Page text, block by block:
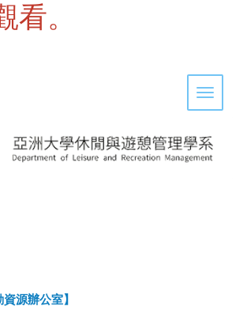
看。
Toggle
資源辦公室】